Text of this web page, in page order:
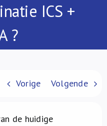
ICS +
?
Vorige Volgende
de huidige